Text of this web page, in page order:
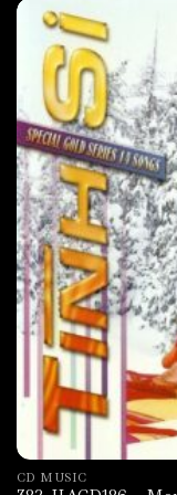
CD MUSIC